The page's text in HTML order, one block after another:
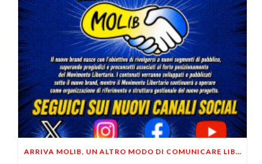
ARRIVA MOLIB, UN ALTRO MODO DI COMUNICARE LIBERTARIO